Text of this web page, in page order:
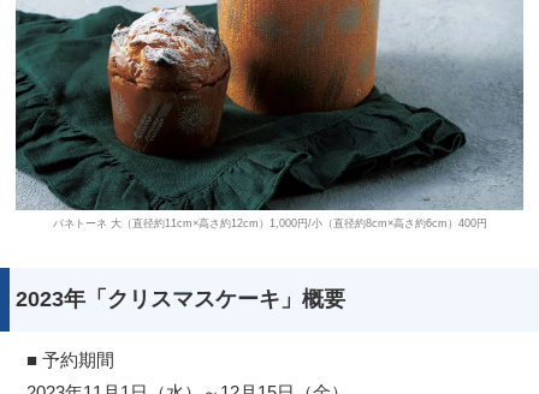
パネトーネ 大（直径約11cm×高さ約12cm）1,000円/小（直径約8cm×高さ約6cm）400円
2023年「クリスマスケーキ」概要
■ 予約期間